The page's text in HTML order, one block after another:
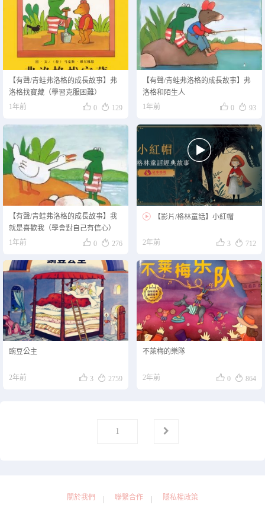
【有聲/青蛙弗洛格的成長故事】弗
洛格找寶藏（學習克服困難）
1年前
 0  129
【有聲/青蛙弗洛格的成長故事】弗
洛格和陌生人
1年前
 0  93
【有聲/青蛙弗洛格的成長故事】我
就是喜歡我（學會對自己有信心）
1年前
 0  276

 【影片/格林童話】小紅帽
2年前  3  712
豌豆公主
2年前  3  2759
不萊梅的樂隊
2年前  0  864
第1
關於我們 聯繫合作 隱私權政策